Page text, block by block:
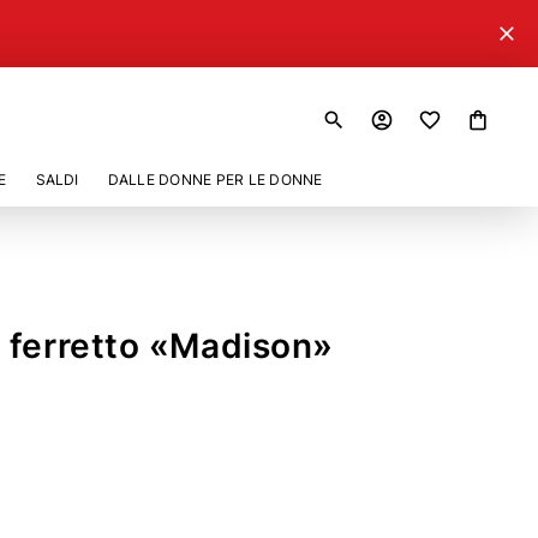
close
search account_circle shopping_bag
SALDI DALLE DONNE PER LE DONNE
ferretto «Madison»